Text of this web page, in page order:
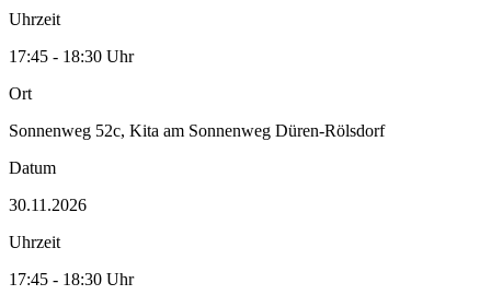
Uhrzeit
17:45 - 18:30 Uhr
Ort
Sonnenweg 52c, Kita am Sonnenweg Düren-Rölsdorf
Datum
30.11.2026
Uhrzeit
17:45 - 18:30 Uhr